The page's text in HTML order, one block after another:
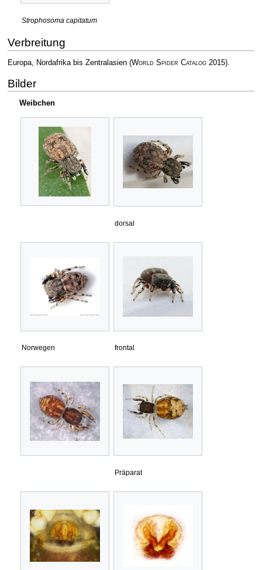
Strophosoma capitatum
Verbreitung
Europa, Nordafrika bis Zentralasien (World Spider Catalog2015).
Bilder
Weibchen
dorsal
Norwegen frontal
Präparat